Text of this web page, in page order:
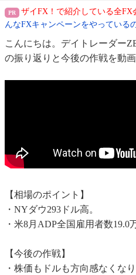
ザイFX！で紹介している全FX
んなFXキャンペーンをやっている
こんにちは。デイトレーダー
の振り返りと今後の作戦を動画
【相場のポイント】
・NYダウ293ドル高。
・米8月ADP全国雇用者数19.0
【今後の作戦】
・株価もドルも方向感なくなり